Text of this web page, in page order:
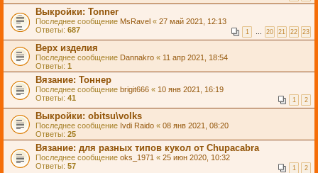
Выкройки: Tonner
Последнее сообщение MsRavel « 27 май 2021, 12:13
Ответы: 687 1 … 20 21 22 23
Верх изделия
Последнее сообщение Dannakro « 11 апр 2021, 18:54
Ответы: 1
Вязание: Тоннер
Последнее сообщение brigit666 « 10 янв 2021, 16:19
Ответы: 41 1 2
Выкройки: obitsu\volks
Последнее сообщение Ivdi Raido « 08 янв 2021, 08:20
Ответы: 25
Вязание: для разных типов кукол от Chupacabra
Последнее сообщение oks_1971 « 25 июн 2020, 10:32
Ответы: 57 1 2